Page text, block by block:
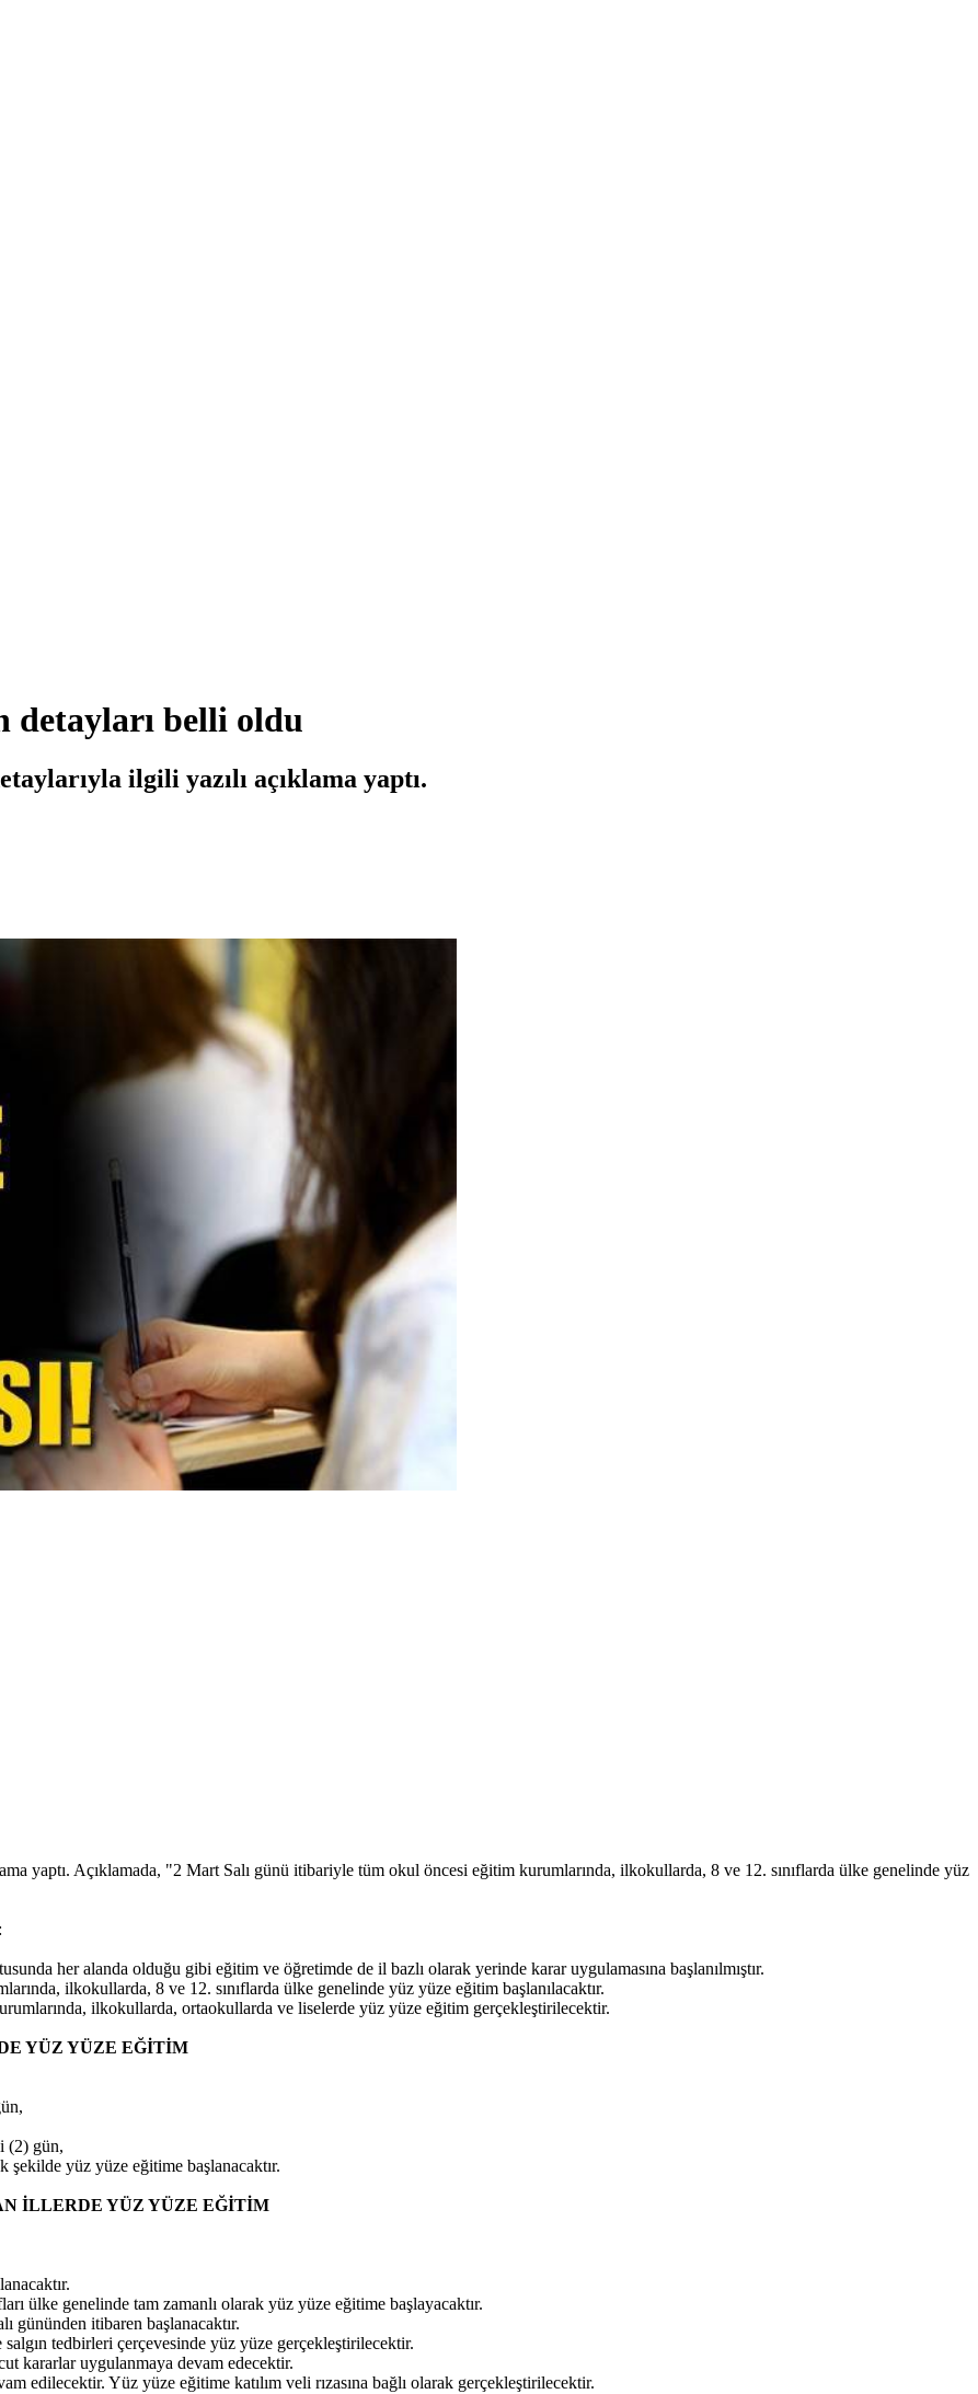
detayları belli oldu
ilgili yazılı açıklama yaptı.
yaptı. Açıklamada, "2 Mart Salı günü itibariyle tüm okul öncesi eğitim kurumlarında, ilkokullarda, 8 ve 12. sınıflarda ülke genelinde yüz
her alanda olduğu gibi eğitim ve öğretimde de il bazlı olarak yerinde karar uygulamasına başlanılmıştır.
ilkokullarda, 8 ve 12. sınıflarda ülke genelinde yüz yüze eğitim başlanılacaktır.
ilkokullarda, ortaokullarda ve liselerde yüz yüze eğitim gerçekleştirilecektir.
YÜZ YÜZE EĞİTİM
(2) gün,
şekilde yüz yüze eğitime başlanacaktır.
İLLERDE YÜZ YÜZE EĞİTİM
ülke genelinde tam zamanlı olarak yüz yüze eğitime başlayacaktır.
gününden itibaren başlanacaktır.
tedbirleri çerçevesinde yüz yüze gerçekleştirilecektir.
kararlar uygulanmaya devam edecektir.
edilecektir. Yüz yüze eğitime katılım veli rızasına bağlı olarak gerçekleştirilecektir.